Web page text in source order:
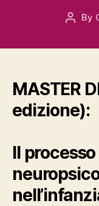
Post
By
MASTER
edizione):
ll